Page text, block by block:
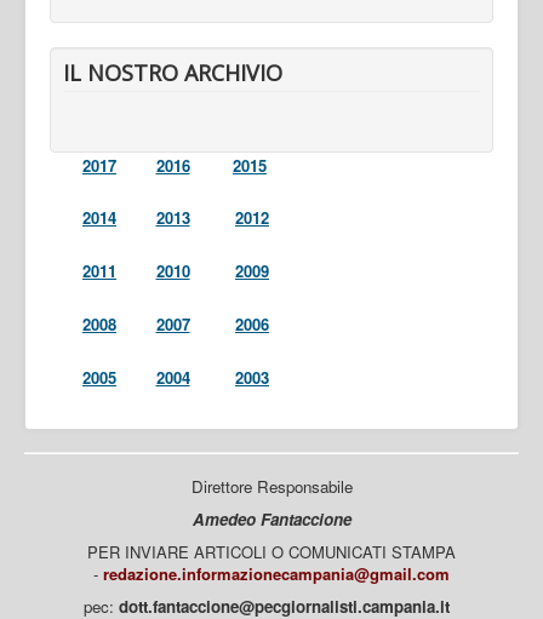
IL NOSTRO ARCHIVIO
2017 2016 2015
2014 2013 2012
2011 2010 2009
2008 2007 2006
2005 2004 2003
Direttore Responsabile
Amedeo Fantaccione
PER INVIARE ARTICOLI O COMUNICATI STAMPA
- redazione.informazionecampania@gmail.com
pec: dott.fantaccione@pecgiornalisti.campania.it